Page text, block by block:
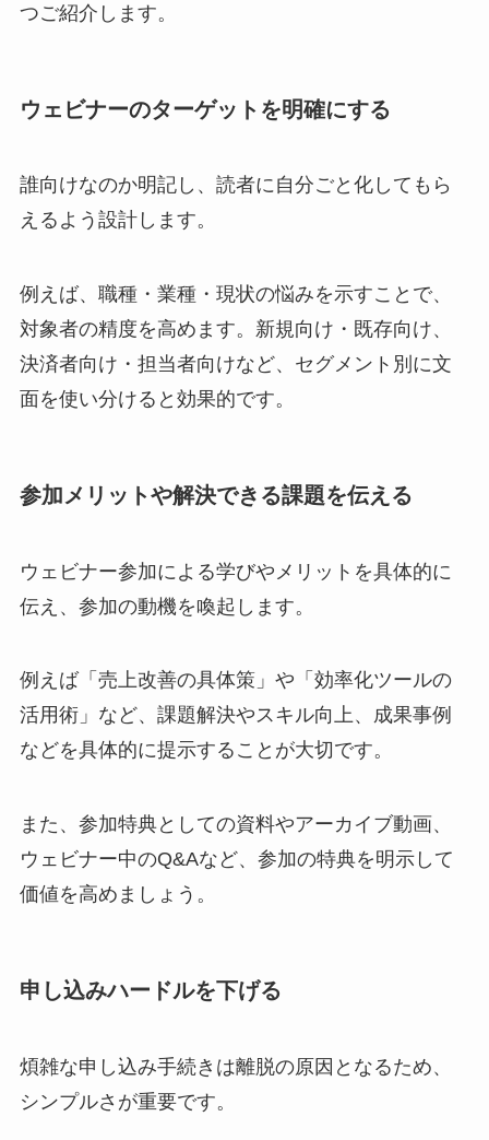
つご紹介します。
ウェビナーのターゲットを明確にする
誰向けなのか明記し、読者に自分ごと化してもら
えるよう設計します。
例えば、職種・業種・現状の悩みを示すことで、
対象者の精度を高めます。新規向け・既存向け、
決済者向け・担当者向けなど、セグメント別に文
面を使い分けると効果的です。
参加メリットや解決できる課題を伝える
ウェビナー参加による学びやメリットを具体的に
伝え、参加の動機を喚起します。
例えば「売上改善の具体策」や「効率化ツールの
活用術」など、課題解決やスキル向上、成果事例
などを具体的に提示することが大切です。
また、参加特典としての資料やアーカイブ動画、
ウェビナー中のQ&Aなど、参加の特典を明示して
価値を高めましょう。
申し込みハードルを下げる
煩雑な申し込み手続きは離脱の原因となるため、
シンプルさが重要です。